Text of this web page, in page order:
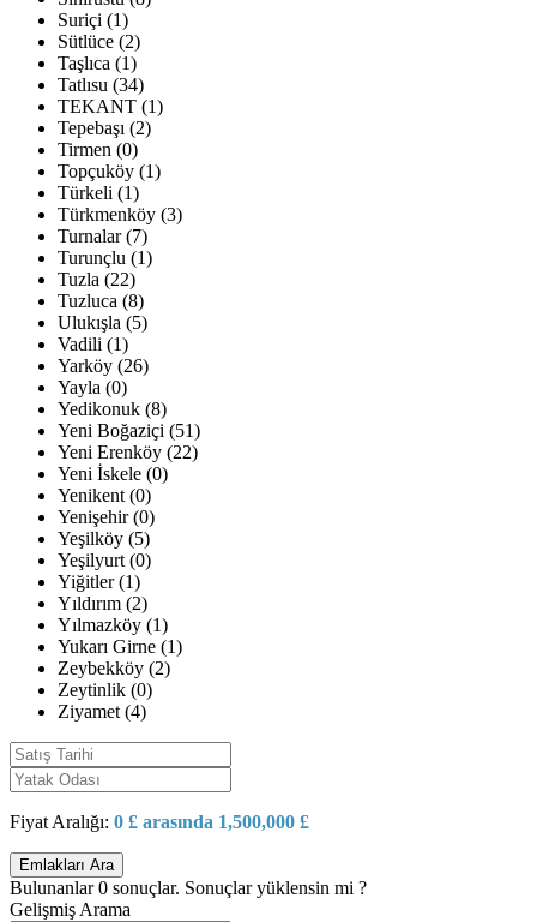
Suriçi (1)
Sütlüce (2)
Taşlıca (1)
Tatlısu (34)
TEKANT (1)
Tepebaşı (2)
Tirmen (0)
Topçuköy (1)
Türkeli (1)
Türkmenköy (3)
Turnalar (7)
Turunçlu (1)
Tuzla (22)
Tuzluca (8)
Ulukışla (5)
Vadili (1)
Yarköy (26)
Yayla (0)
Yedikonuk (8)
Yeni Boğaziçi (51)
Yeni Erenköy (22)
Yeni İskele (0)
Yenikent (0)
Yenişehir (0)
Yeşilköy (5)
Yeşilyurt (0)
Yiğitler (1)
Yıldırım (2)
Yılmazköy (1)
Yukarı Girne (1)
Zeybekköy (2)
Zeytinlik (0)
Ziyamet (4)
Fiyat Aralığı: 0 £ arasında 1,500,000 £
Bulunanlar0 sonuçlar. Sonuçlar yüklensin mi ?
Gelişmiş Arama